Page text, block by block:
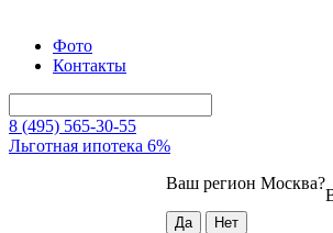
Фото
Контакты
8 (495) 565-30-55
Льготная ипотека 6%
Ваш регион Москва?